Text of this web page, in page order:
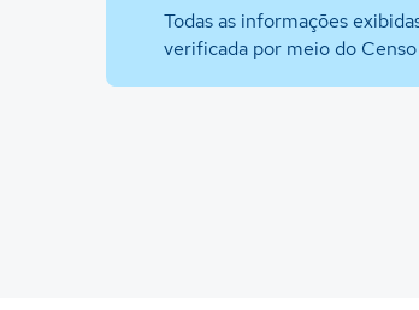
Todas as informações
verificada por meio do